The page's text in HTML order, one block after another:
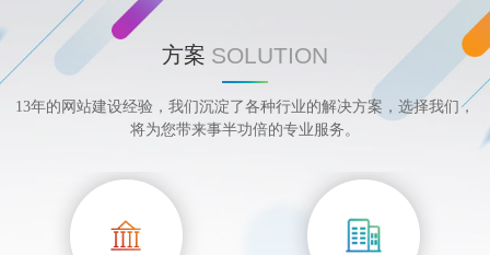
方案 SOLUTION
13年的网站建设经验，我们沉淀了各种行业的解决方案，选择我们，
将为您带来事半功倍的专业服务。